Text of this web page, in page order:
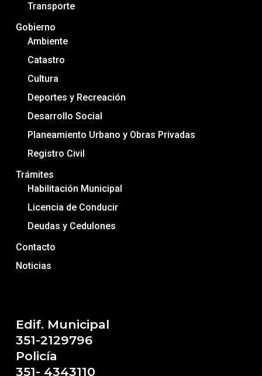
Transporte
Gobierno
Ambiente
Catastro
Cultura
Deportes y Recreación
Desarrollo Social
Planeamiento Urbano y Obras Privadas
Registro Civil
Trámites
Habilitación Municipal
Licencia de Conducir
Deudas y Cedulones
Contacto
Noticias
Edif. Municipal
351-2129796
Policía
351- 4343110